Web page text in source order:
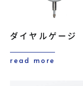
ダイヤルゲージ
read more